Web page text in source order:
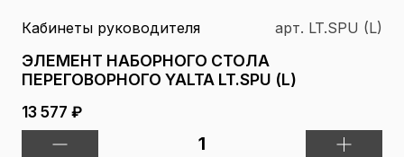
Кабинеты руководителя арт. LT.SPU (L)
ЭЛЕМЕНТ НАБОРНОГО СТОЛА
ПЕРЕГОВОРНОГО YALTA LT.SPU (L)
13 577 ₽